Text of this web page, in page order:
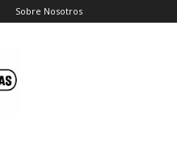
Sobre Nosotros